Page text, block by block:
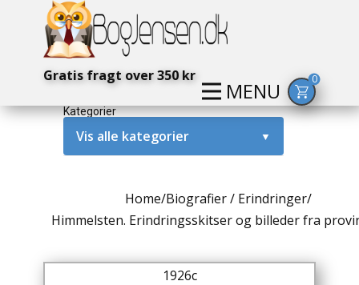
MENU
Gratis fragt over 350 kr 0
Kategorier
Vis alle kategorier ▼
Amerika / USA
Antikke / Specielle Bøger
Home/Biografier / Erindringer/
Himmelsten. Erindringsskitser og billeder fra
1926c